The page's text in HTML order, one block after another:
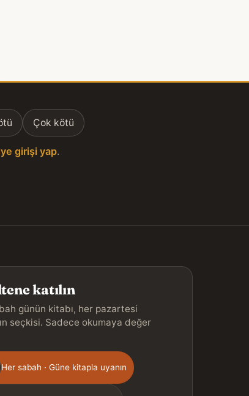
Çok kötü
girişi yap.
katılın
günün kitabı, her pazartesi
seçkisi. Sadece okumaya değer
Her sabah · Güne kitapla uyanın